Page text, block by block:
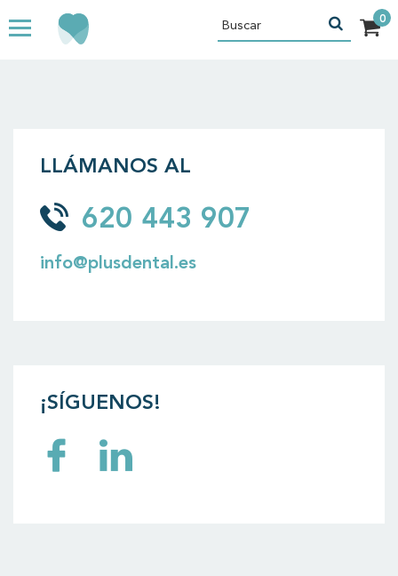
LLÁMANOS AL
620 443 907
info@plusdental.es
¡SÍGUENOS!